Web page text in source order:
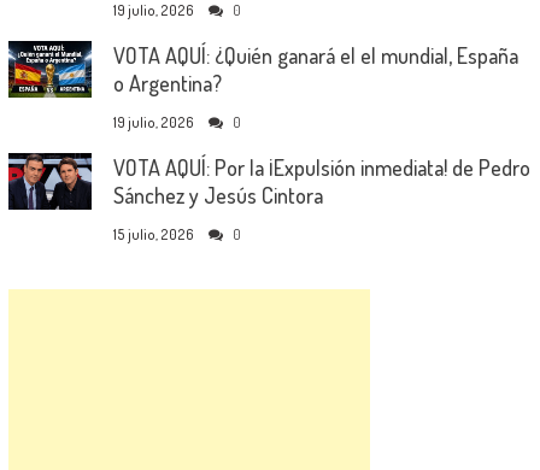
19 julio, 2026 0
VOTA AQUÍ: ¿Quién ganará el el mundial, España
o Argentina?
19 julio, 2026 0
VOTA AQUÍ: Por la ¡Expulsión inmediata! de Pedro
Sánchez y Jesús Cintora
15 julio, 2026 0